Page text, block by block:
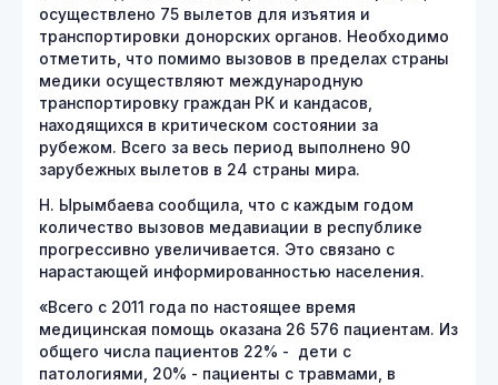
осуществлено 75 вылетов для изъятия и
транспортировки донорских органов. Необходимо
отметить, что помимо вызовов в пределах страны
медики осуществляют международную
транспортировку граждан РК и кандасов,
находящихся в критическом состоянии за
рубежом. Всего за весь период выполнено 90
зарубежных вылетов в 24 страны мира.
Н. Ырымбаева сообщила, что с каждым годом
количество вызовов медавиации в республике
прогрессивно увеличивается. Это связано с
нарастающей информированностью населения.
«Всего с 2011 года по настоящее время
медицинская помощь оказана 26 576 пациентам. Из
общего числа пациентов 22% - дети с
патологиями, 20% - пациенты с травмами, в